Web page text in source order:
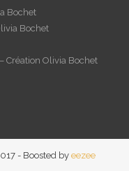
Bochet
Bochet
– Création Olivia Bochet
- Boosted by eezee